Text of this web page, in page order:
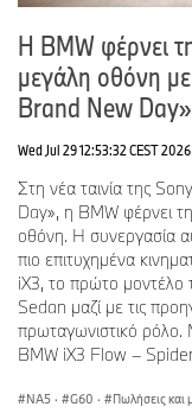
Facebook:https://
X: https://www.x.com/
Διευθυντής Εταιρικής
Τηλέφωνο: +30 210
e-mail:
Η BMW φέρνει
μεγάλη οθόνη
Brand New
Wed Jul 29 12:53:32 CEST 2026
Στη νέα ταινία της
Day», η BMW φέρνει
οθόνη. Η συνεργασία
πιο επιτυχημένα
iX3, το πρώτο μοντέλο
Sedan μαζί με τις
πρωταγωνιστικό ρόλο.
BMW iX3 Flow –
NA5 · G60 · Πωλήσεις και